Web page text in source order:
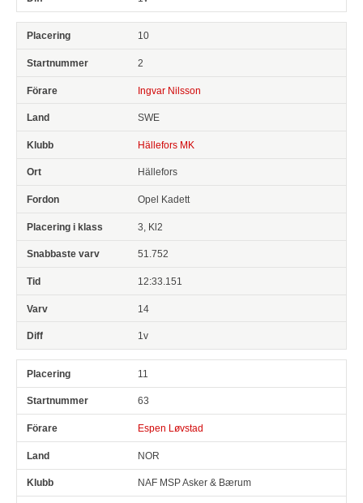
10
2
Ingvar Nilsson
SWE
Hällefors MK
Hällefors
Opel Kadett
3, Kl2
51.752
12:33.151
14
1v
11
63
Espen Løvstad
NOR
NAF MSP Asker & Bærum